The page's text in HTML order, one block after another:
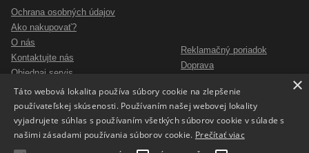
Ochrana osobných údajov
Ako nakupovať?
O nás
Kontaktujte nás
Objednaj servis
Pošlite mi ponuku
Ako vybrať skartovač?
Nezáväzný dopyt na reklamné predmety
Potlač reklamných predmetov
Cookies
Reklamačný poriadok
Doprava
Alternatívne riešenie sporov
Odstúpenie od zmluvy
×
Táto webová lokalita používa súbory cookie na zlepšenie
používateľskej skúsenosti. Používaním našej webovej lokality
vyjadrujete súhlas s používaním všetkých súborov cookie v súlade s
našimi zásadami používania súborov cookie. Prečítať viac